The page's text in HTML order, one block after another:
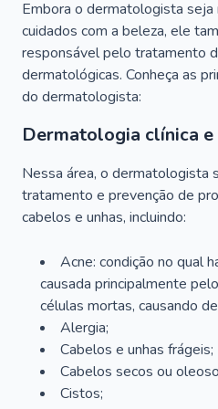
Embora o dermatologista seja
cuidados com a beleza, ele
responsável pelo tratamento
dermatológicas. Conheça as
do dermatologista:
Dermatologia clínica
Nessa área, o dermatologista
tratamento e prevenção de
cabelos e unhas, incluindo:
Acne: condição no qual
causada principalmente
células mortas, causando
Alergia;
Cabelos e unhas frágeis;
Cabelos secos ou
Cistos;